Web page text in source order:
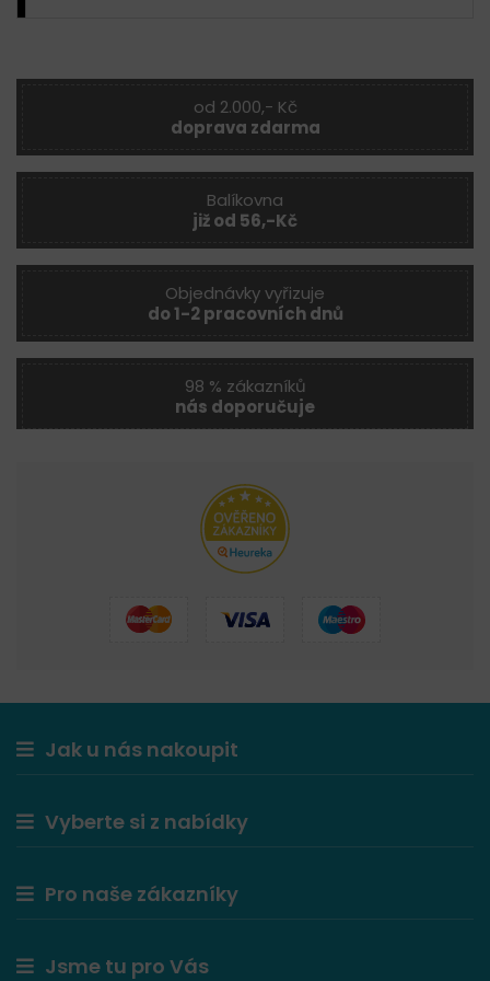
od 2.000,- Kč
doprava zdarma
Balíkovna
již od 56,-Kč
Objednávky vyřizuje
do 1-2 pracovních dnů
98 % zákazníků
nás doporučuje
Jak u nás nakoupit
Vyberte si z nabídky
Pro naše zákazníky
Jsme tu pro Vás